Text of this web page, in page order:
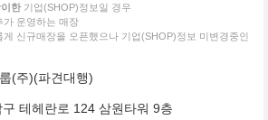
한 기업(SHOP)정보일 경우
가 운영하는 매장
신규매장을 오픈했으나 기업(SHOP)정보 미변경중인
(주)(파견대행)
테헤란로 124 삼원타워 9층